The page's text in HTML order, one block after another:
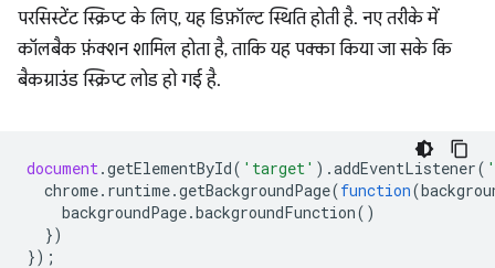
परसिस्टेंट स्क्रिप्ट के लिए, यह डिफ़ॉल्ट स्थिति होती है. नए तरीके में
कॉलबैक फ़ंक्शन शामिल होता है, ताकि यह पक्का किया जा सके कि
बैकग्राउंड स्क्रिप्ट लोड हो गई है.
document.getElementById( 'target' ).addEventListener(
chrome. runtime.getBackgroundPage(function(
backgroundPage.backgroundFunction()
})
});